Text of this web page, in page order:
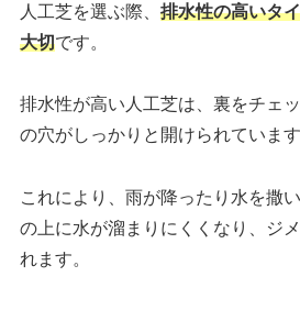
人工芝を選ぶ際、排水性の高いタ
大切です。
排水性が高い人工芝は、裏をチェ
の穴がしっかりと開けられています
これにより、雨が降ったり水を撒
の上に水が溜まりにくくなり、ジ
れます。